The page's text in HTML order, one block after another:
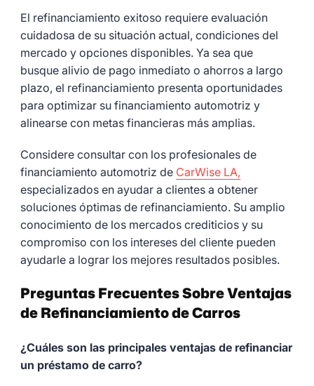
El refinanciamiento exitoso requiere evaluación
cuidadosa de su situación actual, condiciones del
mercado y opciones disponibles. Ya sea que
busque alivio de pago inmediato o ahorros a largo
plazo, el refinanciamiento presenta oportunidades
para optimizar su financiamiento automotriz y
alinearse con metas financieras más amplias.
Considere consultar con los profesionales de
financiamiento automotriz de CarWise LA,
especializados en ayudar a clientes a obtener
soluciones óptimas de refinanciamiento. Su amplio
conocimiento de los mercados crediticios y su
compromiso con los intereses del cliente pueden
ayudarle a lograr los mejores resultados posibles.
Preguntas Frecuentes Sobre Ventajas
de Refinanciamiento de Carros
¿Cuáles son las principales ventajas de refinanciar
un préstamo de carro?